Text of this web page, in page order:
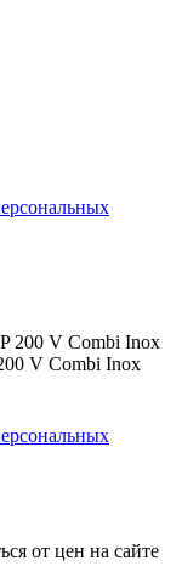
V Combi Inox
от цен на сайте